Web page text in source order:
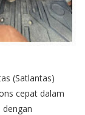
(Satlantas)
cepat dalam
dengan